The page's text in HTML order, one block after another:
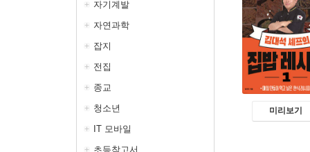
자기계발
자연과학
잡지
전집
종교
청소년
IT 모바일
초등참고서
미리보기